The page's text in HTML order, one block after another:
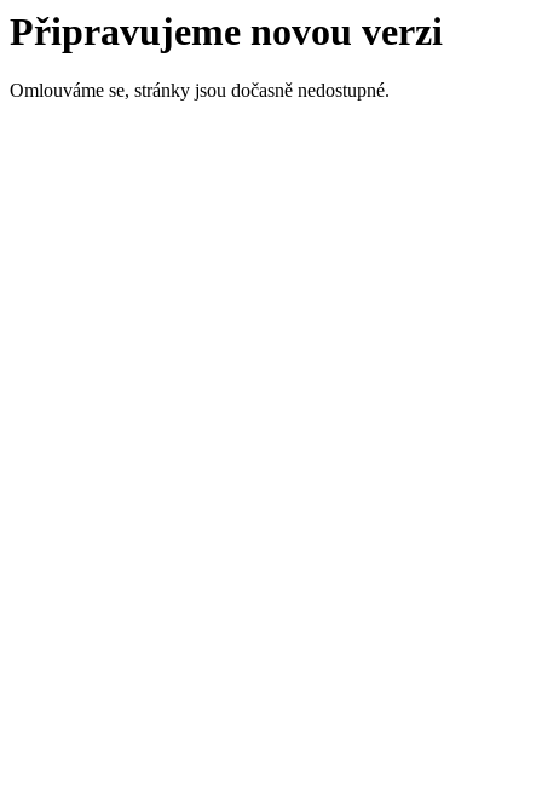
Připravujeme novou verzi
Omlouváme se, stránky jsou dočasně nedostupné.